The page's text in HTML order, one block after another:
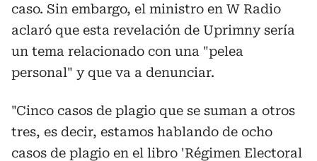
caso. Sin embargo, el ministro en W Radio
aclaró que esta revelación de Uprimny sería
un tema relacionado con una "pelea
personal" y que va a denunciar.
"Cinco casos de plagio que se suman a otros
tres, es decir, estamos hablando de ocho
casos de plagio en el libro 'Régimen Electoral